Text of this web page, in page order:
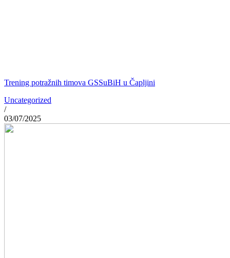
Trening potražnih timova GSSuBiH u Čapljini
Uncategorized
/
03/07/2025